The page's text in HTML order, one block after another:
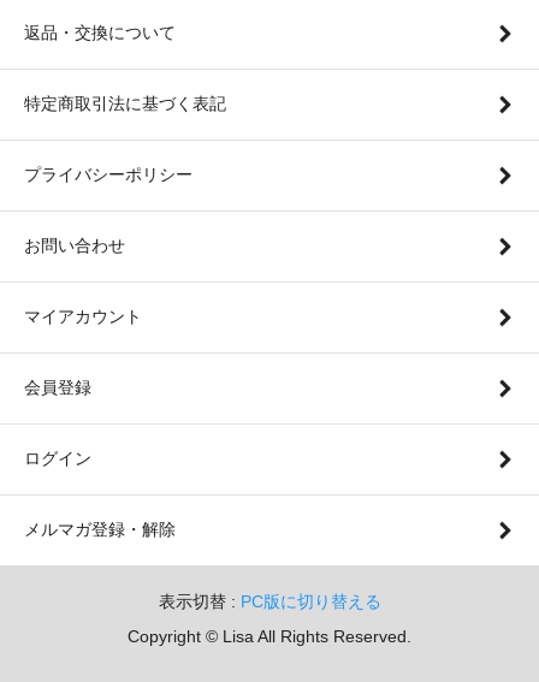
返品・交換について
特定商取引法に基づく表記
プライバシーポリシー
お問い合わせ
マイアカウント
会員登録
ログイン
メルマガ登録・解除
表示切替 : PC版に切り替える
Copyright © Lisa All Rights Reserved.